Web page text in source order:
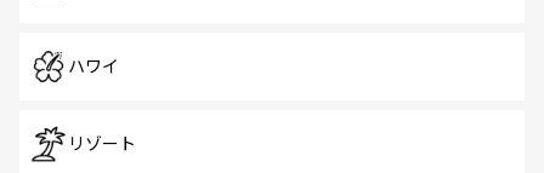
ハワイ
リゾート